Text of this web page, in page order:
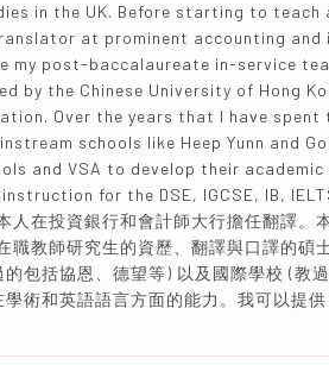
in the UK. Before starting to
at prominent accounting and
my post-baccalaureate in-service
by the Chinese University of Hong
Over the years that I have spent
schools like Heep Yunn and
and VSA to develop their
for the DSE, IGCSE, IB,
人在投資銀行和會計師大行擔任翻譯。
職教師研究生的資歷、翻譯與口譯的碩
包括協恩、德望等) 以及國際學校 (教
術和英語語言方面的能力。我可以提供